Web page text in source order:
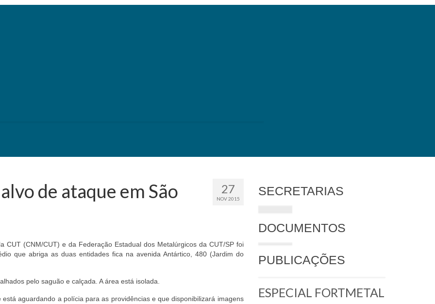
27
NOV 2015
de ataque em São
CUT (CNM/CUT) e da Federação Estadual dos Metalúrgicos da CUT/SP foi
que abriga as duas entidades fica na avenida Antártico, 480 (Jardim do
pelo saguão e calçada. A área está isolada.
aguardando a polícia para as providências e que disponibilizará imagens
SECRETARIAS
DOCUMENTOS
PUBLICAÇÕES
ESPECIAL FORTMETAL